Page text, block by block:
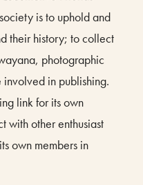
is to uphold and
their history; to collect
photographic
in publishing.
link for its own
with other enthusiast
own members in